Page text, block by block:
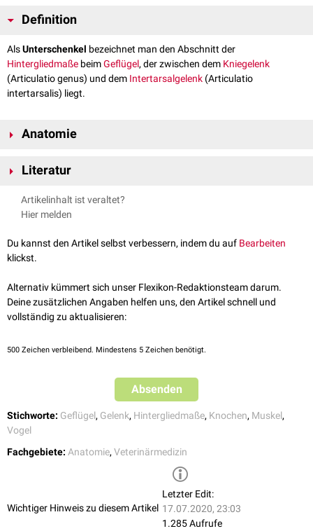
Definition
AlsUnterschenkel bezeichnet man den Abschnitt der
Hintergliedmaße beimGeflügel, der zwischen dem Kniegelenk
(Articulatio genus) und dem Intertarsalgelenk (Articulatio
intertarsalis) liegt.
Anatomie
Knochen
Tarsalknochen wird die knöcherne Grundlage des Unterschenkels bei den
Vögelnhauptsächlich vom
bei.
Über seine amproximalen Abschnitt befindlichenGelenkflächen(Facies
articularis lateralis und medialis) ist der Tibiotarsus gelenkig mit dem
femorisin Verbindung. An seinem distalen Anteil sind zwei Gelenkwalzen
Tarsometatarsusein Gelenk bilden.
Am Unterschenkel sind hauptsächlich dieStrecker
die von hier aus nach distal ziehen:
Intertarsalgelenksbeuger und Zehenstrecker
Literatur
Nickel, Richard, August Schummer, Eugen Seiferle. Band V: Geflügel.
Parey, 2004.
Anatomica Avium. Second Edition. Cambridge, Massachusetts.
Published by the Club, 1993.
Artikelinhalt ist veraltet?
Hier melden
Du kannst den Artikel selbst verbessern, indem du auf Bearbeiten
klickst.
Alternativ kümmert sich unser Flexikon-Redaktionsteam darum.
Deine zusätzlichen Angaben helfen uns, den Artikel schnell und
vollständig zu aktualisieren:
500 Zeichen verbleibend. Mindestens 5 Zeichen benötigt.
Absenden
Stichworte: Geflügel, Gelenk, Hintergliedmaße, Knochen, Muskel,
Vogel
Fachgebiete: Anatomie, Veterinärmedizin
Wichtiger Hinweis zu diesem Artikel
Letzter Edit:
17.07.2020, 23:03
1.285 Aufrufe